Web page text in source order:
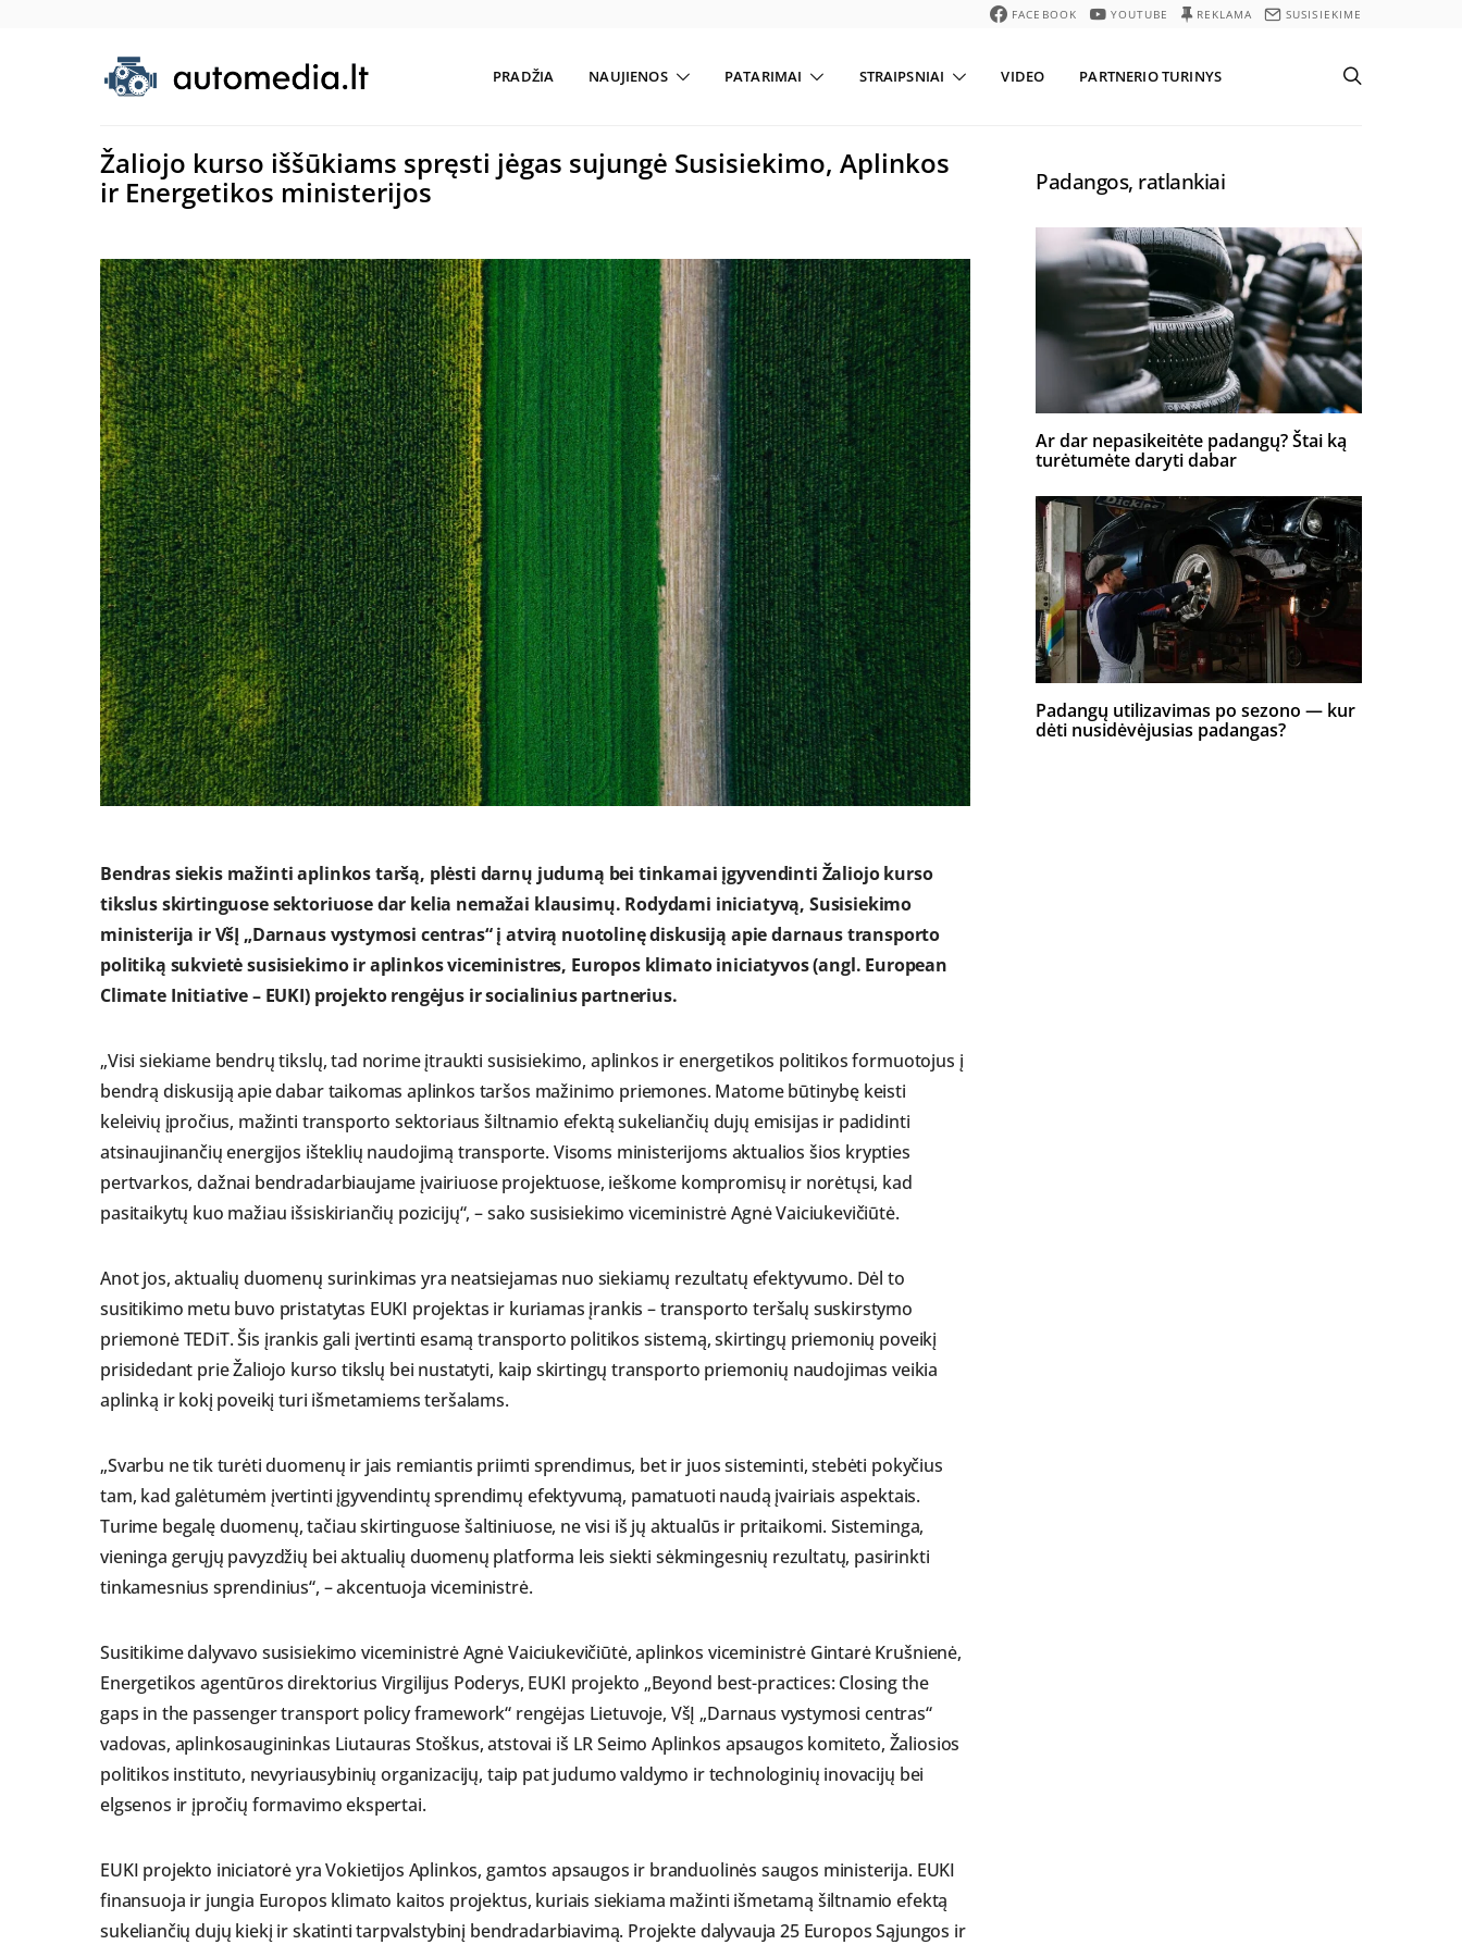
FACEBOOK YOUTUBE REKLAMA SUSISIEKIME
PRADŽIA NAUJIENOS PATARIMAI STRAIPSNIAI VIDEO PARTNERIO TURINYS
Žaliojo kurso iššūkiams spręsti jėgas sujungė Susisiekimo, Aplinkos
ir Energetikos ministerijos
Bendras siekis mažinti aplinkos taršą, plėsti darnų judumą bei tinkamai įgyvendinti Žaliojo kurso
tikslus skirtinguose sektoriuose dar kelia nemažai klausimų. Rodydami iniciatyvą, Susisiekimo
ministerija ir VšĮ „Darnaus vystymosi centras“ į atvirą nuotolinę diskusiją apie darnaus transporto
politiką sukvietė susisiekimo ir aplinkos viceministres, Europos klimato iniciatyvos (angl. European
Climate Initiative – EUKI) projekto rengėjus ir socialinius partnerius.
„Visi siekiame bendrų tikslų, tad norime įtraukti susisiekimo, aplinkos ir energetikos politikos formuotojus į
bendrą diskusiją apie dabar taikomas aplinkos taršos mažinimo priemones. Matome būtinybę keisti
keleivių įpročius, mažinti transporto sektoriaus šiltnamio efektą sukeliančių dujų emisijas ir padidinti
atsinaujinančių energijos išteklių naudojimą transporte. Visoms ministerijoms aktualios šios krypties
pertvarkos, dažnai bendradarbiaujame įvairiuose projektuose, ieškome kompromisų ir norėtųsi, kad
pasitaikytų kuo mažiau išsiskiriančių pozicijų“, – sako susisiekimo viceministrė Agnė Vaiciukevičiūtė.
Anot jos, aktualių duomenų surinkimas yra neatsiejamas nuo siekiamų rezultatų efektyvumo. Dėl to
susitikimo metu buvo pristatytas EUKI projektas ir kuriamas įrankis – transporto teršalų suskirstymo
priemonė TEDiT. Šis įrankis gali įvertinti esamą transporto politikos sistemą, skirtingų priemonių poveikį
prisidedant prie Žaliojo kurso tikslų bei nustatyti, kaip skirtingų transporto priemonių naudojimas veikia
aplinką ir kokį poveikį turi išmetamiems teršalams.
„Svarbu ne tik turėti duomenų ir jais remiantis priimti sprendimus, bet ir juos sisteminti, stebėti pokyčius
tam, kad galėtumėm įvertinti įgyvendintų sprendimų efektyvumą, pamatuoti naudą įvairiais aspektais.
Turime begalę duomenų, tačiau skirtinguose šaltiniuose, ne visi iš jų aktualūs ir pritaikomi. Sisteminga,
vieninga gerųjų pavyzdžių bei aktualių duomenų platforma leis siekti sėkmingesnių rezultatų, pasirinkti
tinkamesnius sprendinius“, – akcentuoja viceministrė.
Susitikime dalyvavo susisiekimo viceministrė Agnė Vaiciukevičiūtė, aplinkos viceministrė Gintarė Krušnienė,
Energetikos agentūros direktorius Virgilijus Poderys, EUKI projekto „Beyond best-practices: Closing the
gaps in the passenger transport policy framework“ rengėjas Lietuvoje, VšĮ „Darnaus vystymosi centras“
vadovas, aplinkosaugininkas Liutauras Stoškus, atstovai iš LR Seimo Aplinkos apsaugos komiteto, Žaliosios
politikos instituto, nevyriausybinių organizacijų, taip pat judumo valdymo ir technologinių inovacijų bei
elgsenos ir įpročių formavimo ekspertai.
EUKI projekto iniciatorė yra Vokietijos Aplinkos, gamtos apsaugos ir branduolinės saugos ministerija. EUKI
finansuoja ir jungia Europos klimato kaitos projektus, kuriais siekiama mažinti išmetamą šiltnamio efektą
sukeliančių dujų kiekį ir skatinti tarpvalstybinį bendradarbiavimą. Projekte dalyvauja 25 Europos Sąjungos ir
Padangos, ratlankiai
Ar dar nepasikeitėte padangų? Štai ką
turėtumėte daryti dabar
Padangų utilizavimas po sezono — kur
dėti nusidėvėjusias padangas?